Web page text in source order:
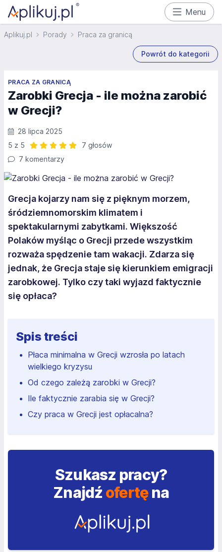
Menu
Aplikuj.pl Porady Praca za granicą
Powrót do kategorii
PRACA ZA GRANICĄ
Zarobki Grecja - ile można zarobić
w Grecji?
28 lipca 2025
5 z 5
7 głosów
7 komentarzy
Grecja kojarzy nam się z pięknym morzem,
śródziemnomorskim klimatem i
spektakularnymi zabytkami. Większość
Polaków myśląc o Grecji przede wszystkim
rozważa spędzenie tam wakacji. Zdarza się
jednak, że Grecja staje się kierunkiem emigracji
zarobkowej. Tylko czy taki wyjazd faktycznie
się opłaca?
Spis treści
Płaca minimalna w Grecji wzrosła po latach
wielkiego kryzysu
Od czego zależą zarobki w Grecji?
Ile faktycznie zarabia się w Grecji?
Czy praca w Grecji jest opłacalna?
Szukasz pracy?
Znajdź ofertęna